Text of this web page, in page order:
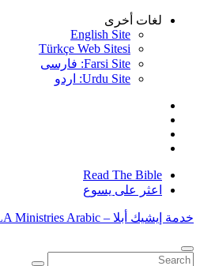
Skip
لغات أخرى
English Site
Türkçe Web Sitesi
Farsi Site: فارسی
Urdu Site: اردو
Read The Bible
اعثر على يسوع
خدمة إيشيك أبلا – IŞIK ABLA Ministries Arabic
البحث